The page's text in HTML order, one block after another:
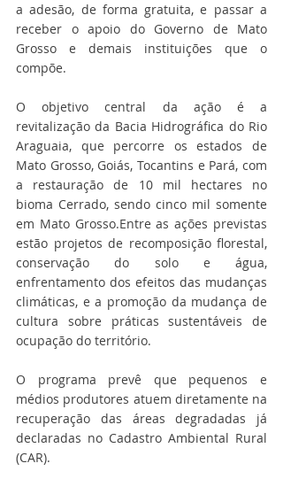
a adesão, de forma gratuita, e passar a
receber o apoio do Governo de Mato
Grosso e demais instituições que o
compõe.
O objetivo central da ação é a
revitalização da Bacia Hidrográfica do Rio
Araguaia, que percorre os estados de
Mato Grosso, Goiás, Tocantins e Pará, com
a restauração de 10 mil hectares no
bioma Cerrado, sendo cinco mil somente
em Mato Grosso.Entre as ações previstas
estão projetos de recomposição florestal,
conservação do solo e água,
enfrentamento dos efeitos das mudanças
climáticas, e a promoção da mudança de
cultura sobre práticas sustentáveis de
ocupação do território.
O programa prevê que pequenos e
médios produtores atuem diretamente na
recuperação das áreas degradadas já
declaradas no Cadastro Ambiental Rural
(CAR).